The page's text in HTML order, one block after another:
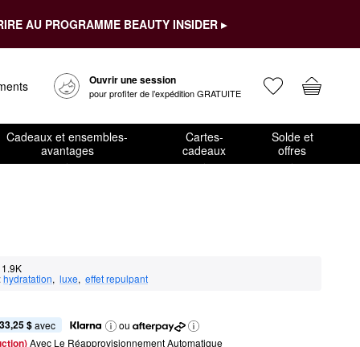
AU PROGRAMME BEAUTY INSIDER ▸
Ouvrir une session
pour profiter de l’expédition GRATUITE
Cadeaux et ensembles-
avantages
Cartes-
cadeaux
Solde et
offres
1.9K
hydratation, luxe, effet repulpant
$ avec
ou
Avec Le Réapprovisionnement Automatique